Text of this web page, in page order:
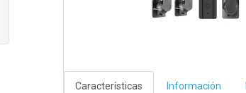
Características Información